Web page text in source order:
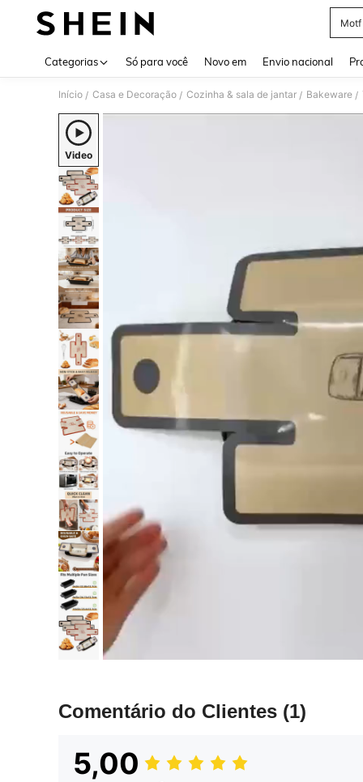
Motf
Categorias Só para você Novo em Envio nacional
Início / Casa e Decoração / Cozinha & sala de jantar / Bakeware /
Video
Comentário do Clientes (1)
5,00